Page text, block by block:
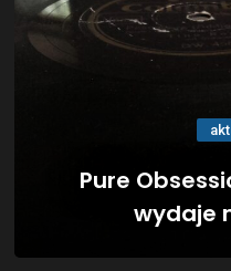
Pure
wydaje